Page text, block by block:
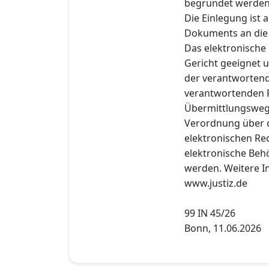
begründet
Die Einlegung ist
Dokuments an
Das
Gericht geeignet
der
verantwortenden
Verordnung über
elektronischen
elektronische
werden. Weitere
www.justiz.de
99 IN 45/26
Bonn, 11.06.2026